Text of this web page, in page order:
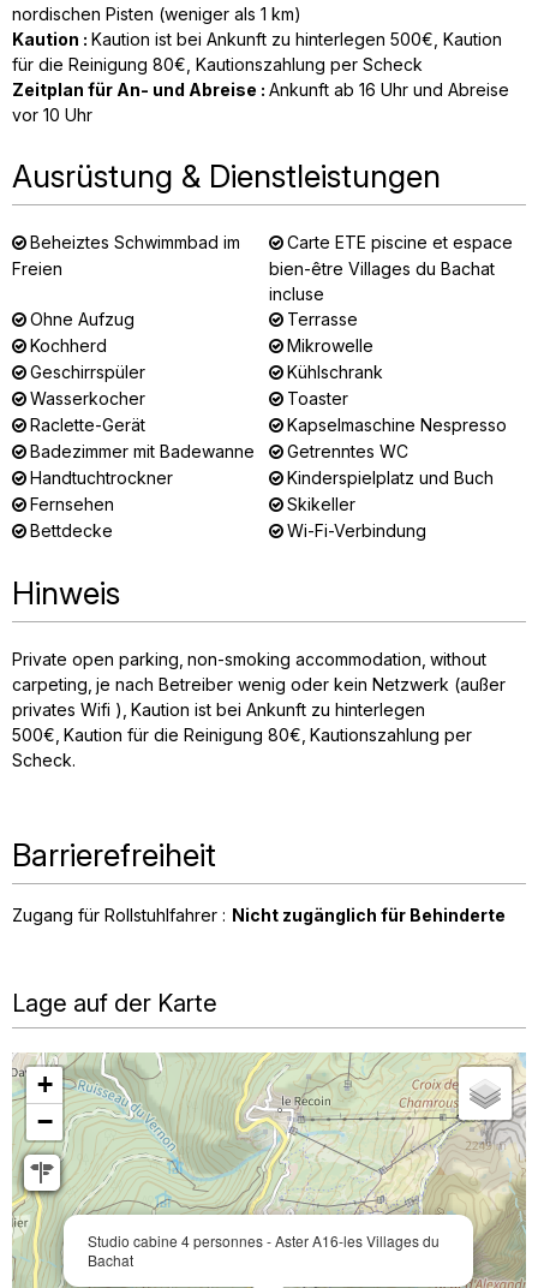
nordischen Pisten (weniger als 1 km)
Kaution : Kaution ist bei Ankunft zu hinterlegen 500€ Kaution
für die Reinigung 80€ Kautionszahlung per Scheck
Zeitplan für An- und Abreise : Ankunft ab 16 Uhr und Abreise
vor 10 Uhr
Ausrüstung & Dienstleistungen
Beheiztes Schwimmbad im
Freien
Carte ETE piscine et espace
bien-être Villages du Bachat
incluse
Ohne Aufzug
Terrasse
Kochherd
Mikrowelle
Geschirrspüler
Kühlschrank
Wasserkocher
Toaster
Raclette-Gerät
Kapselmaschine Nespresso
Badezimmer mit Badewanne
Getrenntes WC
Handtuchtrockner
Kinderspielplatz und Buch
Fernsehen
Skikeller
Bettdecke
Wi-Fi-Verbindung
Hinweis
Private open parking non-smoking accommodation without
carpeting je nach Betreiber wenig oder kein Netzwerk (außer
privates Wifi ) Kaution ist bei Ankunft zu hinterlegen
500€ Kaution für die Reinigung 80€ Kautionszahlung per
Scheck
Barrierefreiheit
Zugang für Rollstuhlfahrer : Nicht zugänglich für Behinderte
Lage auf der Karte
Studio cabine 4 personnes - Aster A16-les Villages du
Bachat
+
−